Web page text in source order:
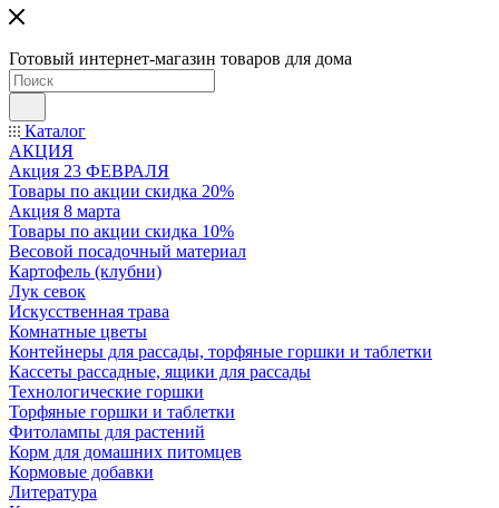
Готовый интернет-магазин товаров для дома
Каталог
АКЦИЯ
Акция 23 ФЕВРАЛЯ
Товары по акции скидка 20%
Акция 8 марта
Товары по акции скидка 10%
Весовой посадочный материал
Картофель (клубни)
Лук севок
Искусственная трава
Комнатные цветы
Контейнеры для рассады, торфяные горшки и таблетки
Кассеты рассадные, ящики для рассады
Технологические горшки
Торфяные горшки и таблетки
Фитолампы для растений
Корм для домашних питомцев
Кормовые добавки
Литература